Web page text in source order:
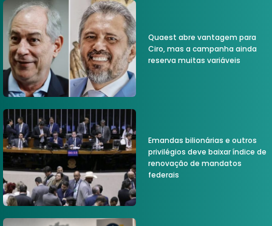
Quaest abre vantagem para
Ciro, mas a campanha ainda
reserva muitas variáveis
Emandas bilionárias e outros
privilégios deve baixar índice de
renovação de mandatos
federais